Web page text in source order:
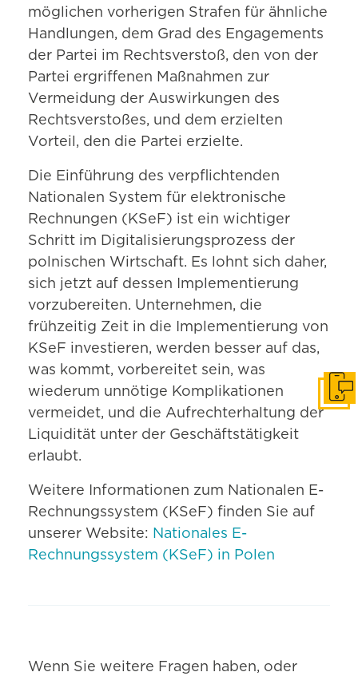
möglichen vorherigen Strafen für ähnliche
Handlungen, dem Grad des Engagements
der Partei im Rechtsverstoß, den von der
Partei ergriffenen Maßnahmen zur
Vermeidung der Auswirkungen des
Rechtsverstoßes, und dem erzielten
Vorteil, den die Partei erzielte.
Die Einführung des verpflichtenden
Nationalen System für elektronische
Rechnungen (KSeF) ist ein wichtiger
Schritt im Digitalisierungsprozess der
polnischen Wirtschaft. Es lohnt sich daher,
sich jetzt auf dessen Implementierung
vorzubereiten. Unternehmen, die
frühzeitig Zeit in die Implementierung von
KSeF investieren, werden besser auf das,
was kommt, vorbereitet sein, was
wiederum unnötige Komplikationen
vermeidet, und die Aufrechterhaltung der
Liquidität unter der Geschäftstätigkeit
erlaubt.
Weitere Informationen zum Nationalen E-
Rechnungssystem (KSeF) finden Sie auf
unserer Website: Nationales E-
Rechnungssystem (KSeF) in Polen
Wenn Sie weitere Fragen haben, oder
In